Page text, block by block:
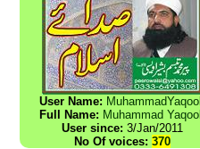
User Name:
Full Name: Muhammad
User since: 3/Jan/2011
No Of voices: 370